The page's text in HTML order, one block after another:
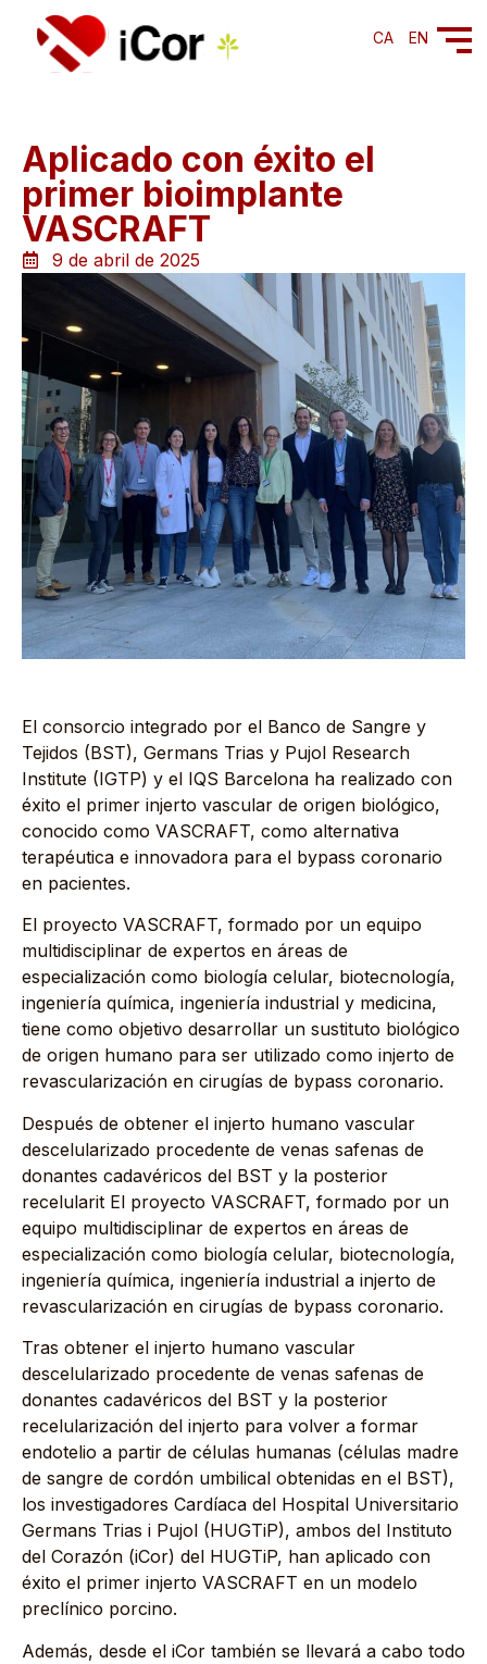
CA EN
Aplicado con éxito el
primer bioimplante
VASCRAFT
9 de abril de 2025
El consorcio integrado por el Banco de Sangre y
Tejidos (BST), Germans Trias y Pujol Research
Institute (IGTP) y el IQS Barcelona ha realizado con
éxito el primer injerto vascular de origen biológico,
conocido como VASCRAFT, como alternativa
terapéutica e innovadora para el bypass coronario
en pacientes.
El proyecto VASCRAFT, formado por un equipo
multidisciplinar de expertos en áreas de
especialización como biología celular, biotecnología,
ingeniería química, ingeniería industrial y medicina,
tiene como objetivo desarrollar un sustituto biológico
de origen humano para ser utilizado como injerto de
revascularización en cirugías de bypass coronario.
Después de obtener el injerto humano vascular
descelularizado procedente de venas safenas de
donantes cadavéricos del BST y la posterior
recelularit El proyecto VASCRAFT, formado por un
equipo multidisciplinar de expertos en áreas de
especialización como biología celular, biotecnología,
ingeniería química, ingeniería industrial a injerto de
revascularización en cirugías de bypass coronario.
Tras obtener el injerto humano vascular
descelularizado procedente de venas safenas de
donantes cadavéricos del BST y la posterior
recelularización del injerto para volver a formar
endotelio a partir de células humanas (células madre
de sangre de cordón umbilical obtenidas en el BST),
los investigadores Cardíaca del Hospital Universitario
Germans Trias i Pujol (HUGTiP), ambos del Instituto
del Corazón (iCor) del HUGTiP, han aplicado con
éxito el primer injerto VASCRAFT en un modelo
preclínico porcino.
Además, desde el iCor también se llevará a cabo todo